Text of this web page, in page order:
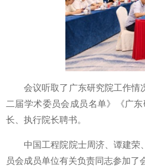
会议听取了广东研究院工作情
二届学术委员会成员名单》《广
长、执行院长聘书。
中国工程院院士周济、谭建荣
员会成员单位有关负责同志参加了